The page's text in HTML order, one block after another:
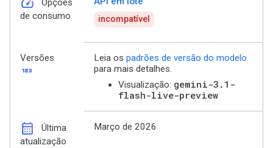
Opções
de consumo
incompatível
Versões
123
Leia os padrões de versão do modelo
para mais detalhes.
Visualização: gemini-3.1-
flash-live-preview
calendar_month
Última
atualização
Março de 2026